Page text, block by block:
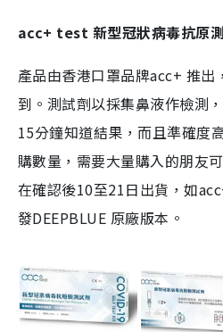
acc+ test 新型冠狀病毒抗原
產品由香港口罩品牌acc+ 推出
到。測試劑以採集鼻液作檢測
15分鐘知道結果，而且準確度
購數量，需要大量購入的朋友
在確認後10至21日出貨，如
發DEEPBLUE 原廠版本。